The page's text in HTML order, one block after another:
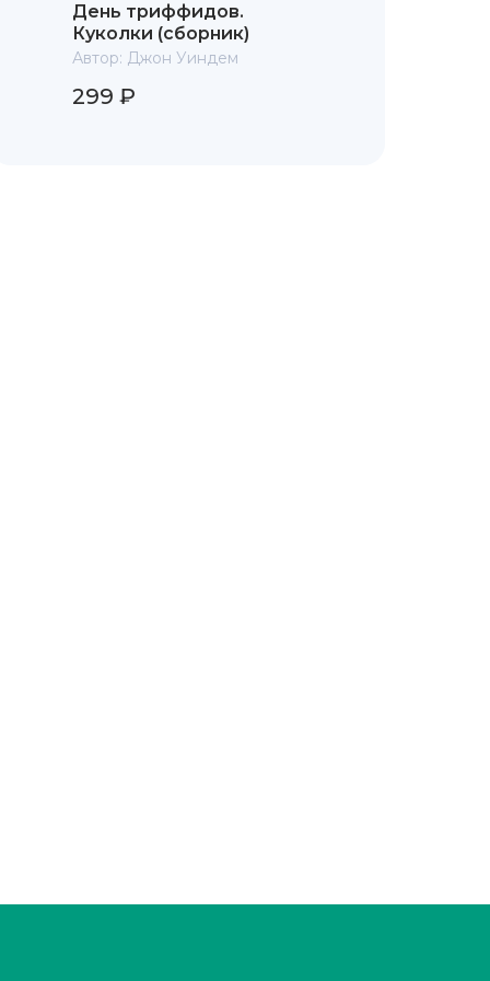
День триффидов.
Куколки (сборник)
Автор: Джон Уиндем
299 ₽